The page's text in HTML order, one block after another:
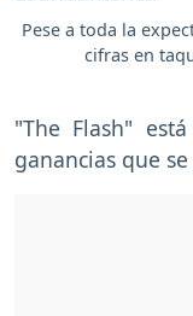
Pese a toda la
cifras en
"The Flash"
ganancias que